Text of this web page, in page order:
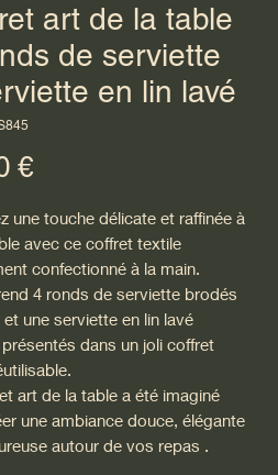
art de la table
de serviette
en lin lavé
€Prix
une touche délicate et raffinée à
avec ce coffret textile
confectionné à la main.
4 ronds de serviette brodés
une serviette en lin lavé
dans un joli coffret
art de la table a été imaginé
une ambiance douce, élégante
autour de vos repas .